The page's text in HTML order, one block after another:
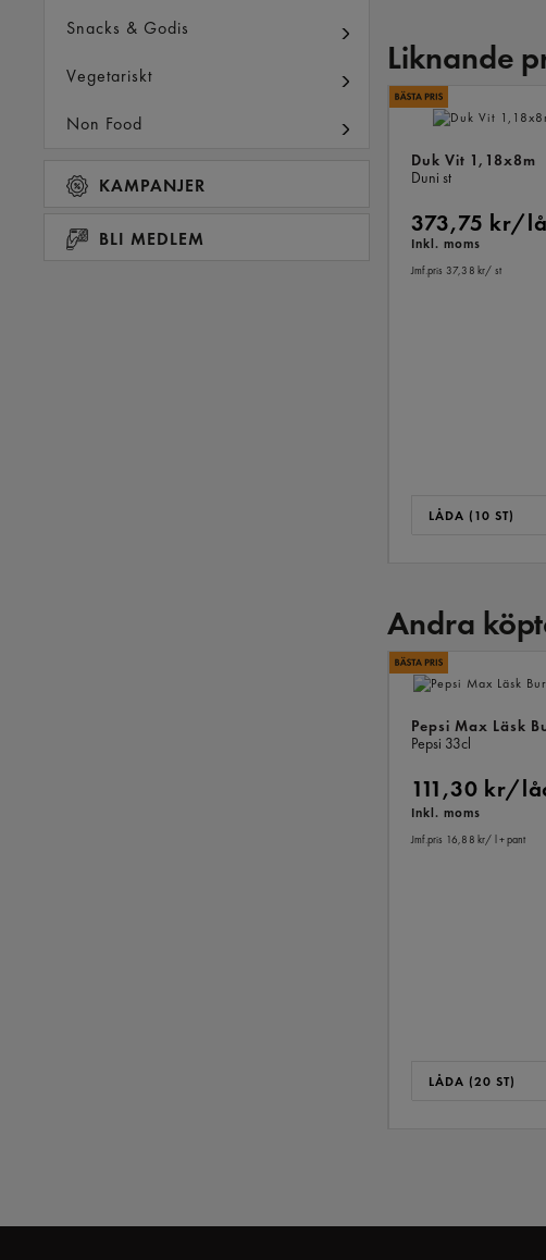
Snacks & Godis
Vegetariskt
Non Food
KAMPANJER
BLI MEDLEM
Liknande
Duk Vit 1,18x8m
Duni st
373,75 kr/
Inkl. moms
Jmf.pris 37,38 kr/ st
LÅDA (10 ST)
Andra
Pepsi Max Läsk
Pepsi 33cl
111,30 kr/
Inkl. moms
Jmf.pris 16,88 kr/ l+ pant
LÅDA (20 ST)